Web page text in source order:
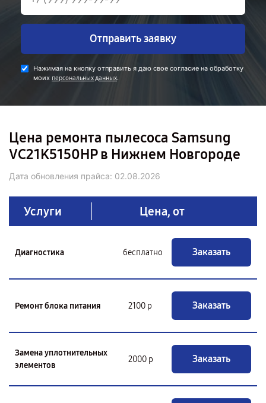
Отправить заявку
Нажимая на кнопку отправить я даю свое согласие на обработку
моих персональных данных.
Цена ремонта пылесоса Samsung
VC21K5150HP в Нижнем Новгороде
Дата обновления прайса: 02.08.2026
Услуги Цена, от
Диагностика бесплатно Заказать
Ремонт блока питания 2100 р Заказать
Замена уплотнительных
элементов
2000 р Заказать